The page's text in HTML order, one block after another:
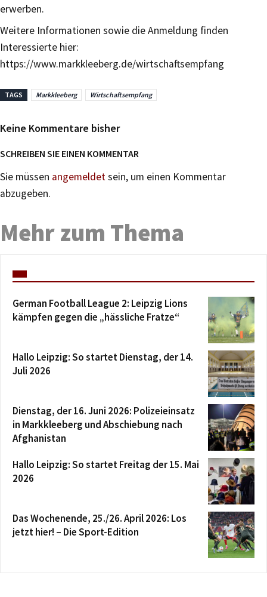
erwerben.
Weitere Informationen sowie die Anmeldung finden
Interessierte hier:
https://www.markkleeberg.de/wirtschaftsempfang
TAGS Markkleeberg Wirtschaftsempfang
Keine Kommentare bisher
SCHREIBEN SIE EINEN KOMMENTAR
Sie müssen angemeldetsein, um einen Kommentar
abzugeben.
Mehr zum Thema
German Football League 2: Leipzig Lions
kämpfen gegen die „hässliche Fratze“
Hallo Leipzig: So startet Dienstag, der 14.
Juli 2026
Dienstag, der 16. Juni 2026: Polizeieinsatz
in Markkleeberg und Abschiebung nach
Afghanistan
Hallo Leipzig: So startet Freitag der 15. Mai
2026
Das Wochenende, 25./26. April 2026: Los
jetzt hier! – Die Sport-Edition